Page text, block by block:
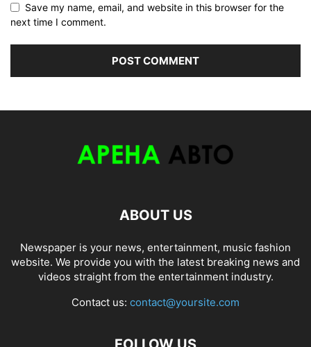
Save my name, email, and website in this browser for the
next time I comment.
ABOUT US
Newspaper is your news, entertainment, music fashion
website. We provide you with the latest breaking news and
videos straight from the entertainment industry.
Contact us: contact@yoursite.com